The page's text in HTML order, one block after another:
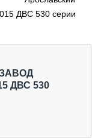
ДВС 530 серии
ДВС 530